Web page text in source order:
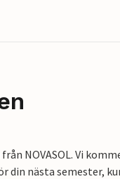
NOVASOL. Vi
din nästa semester,